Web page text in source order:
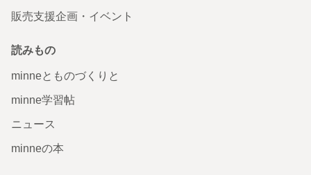
販売支援企画・イベント
読みもの
minneとものづくりと
minne学習帖
ニュース
minneの本